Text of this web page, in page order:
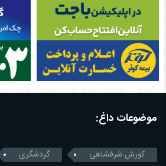
موضوعات داغ:
کورش شرفشاهی گردشگری